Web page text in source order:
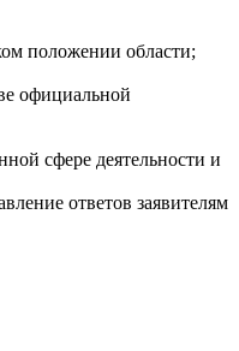
положении области;
официальной
сфере деятельности и
ответов заявителям